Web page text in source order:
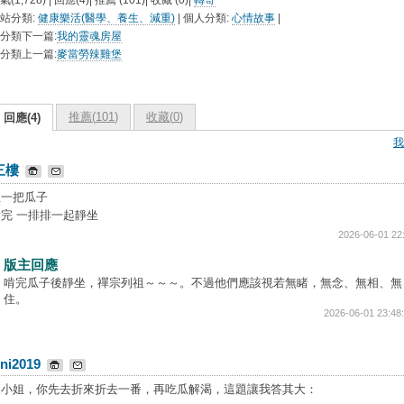
分類: 健康樂活(醫學、養生、減重) | 個人分類: 心情故事
類下一篇:我的靈魂房屋
類上一篇:麥當勞辣雞堡
回應(4) 推薦(101) 收藏(0)
樓
把瓜子
一排排一起靜坐
2026-06-01
版主回應
啃完瓜子後靜坐，禪宗列祖～～～。不過他們應該視若無睹，無念、無相、無
住。
2026-06-01
姐，你先去折來折去一番，再吃瓜解渴，這題讓我答其大：